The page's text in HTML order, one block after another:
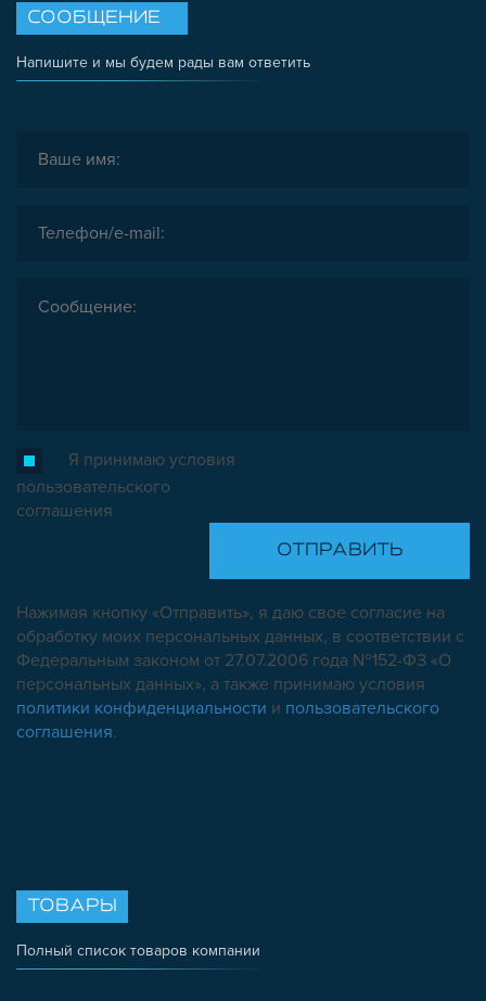
СООБЩЕНИЕ
Напишите и мы будем рады вам ответить
Я принимаю условия
пользовательского
соглашения
Нажимая кнопку «Отправить», я даю свое согласие на
обработку моих персональных данных, в соответствии с
Федеральным законом от 27.07.2006 года №152-ФЗ «О
персональных данных», а также принимаю условия
политики конфиденциальности и пользовательского
соглашения.
ТОВАРЫ
Полный список товаров компании